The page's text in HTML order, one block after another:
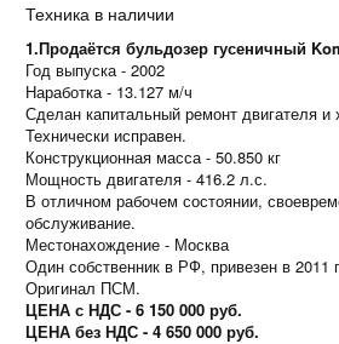
Техника в наличии
1.Продаётся бульдозер гусеничный
Год выпуска - 2002
Наработка - 13.127 м/ч
Сделан капитальный ремонт двигателя и
Технически исправен.
Конструкционная масса - 50.850 кг
Мощность двигателя - 416.2 л.с.
В отличном рабочем состоянии,
обслуживание.
Местонахождение - Москва
Один собственник в РФ, привезен в 2011
Оригинал ПСМ.
ЦЕНА с НДС - 6 150 000 руб.
ЦЕНА без НДС - 4 650 000 руб.